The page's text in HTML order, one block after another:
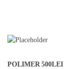
POLIMER 500LEI